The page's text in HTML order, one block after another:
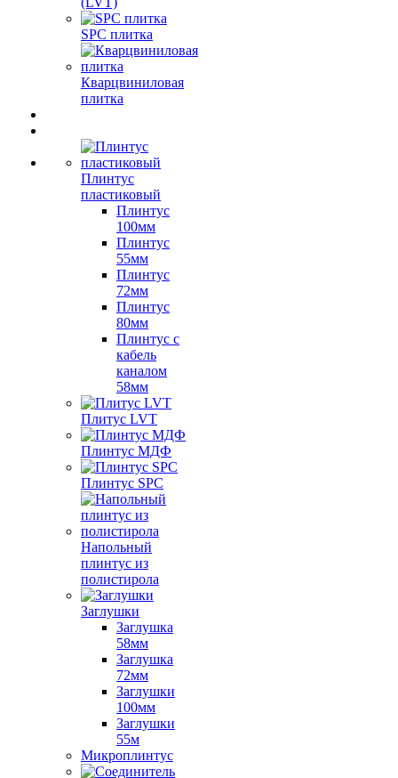
SPC плитка
Кварцвиниловая
плитка
Плинтус
пластиковый
Плинтус
100мм
Плинтус
55мм
Плинтус
72мм
Плинтус
80мм
Плинтус с
кабель
каналом
58мм
Плитус LVT
Плинтус МДФ
Плинтус SPC
Напольный
плинтус из
полистирола
Заглушки
Заглушка
58мм
Заглушка
72мм
Заглушки
100мм
Заглушки
55м
Микроплинтус